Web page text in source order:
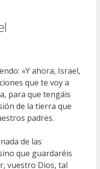
«Y ahora, Israel,
que te voy a
para que tengáis
de la tierra que
padres.
de las
que guardaréis
vuestro Dios, tal